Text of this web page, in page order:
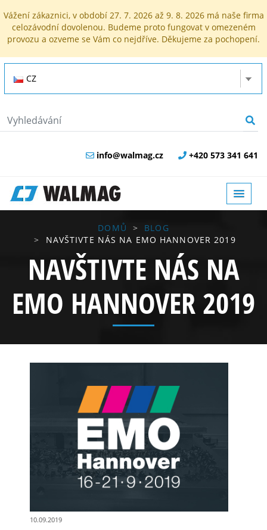
Vážení zákaznici, v období 27. 7. 2026 až 9. 8. 2026 má naše firma
celozávodní dovolenou. Budeme proto fungovat v omezeném
provozu a ozveme se Vám co nejdříve. Děkujeme za pochopení.
CZ
+420 573 341 641
info@walmag.cz
DOMŮ
BLOG
NAVŠTIVTE NÁS NA EMO HANNOVER 2019
NAVŠTIVTE NÁS NA
EMO HANNOVER 2019
10.09.2019